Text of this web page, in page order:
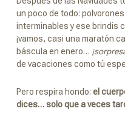
un poco de todo:
interminables y ese brindis
¡vamos, casi una maratón
báscula en enero…
de vacaciones como tú
Pero respira hondo: el
dices… solo que a veces